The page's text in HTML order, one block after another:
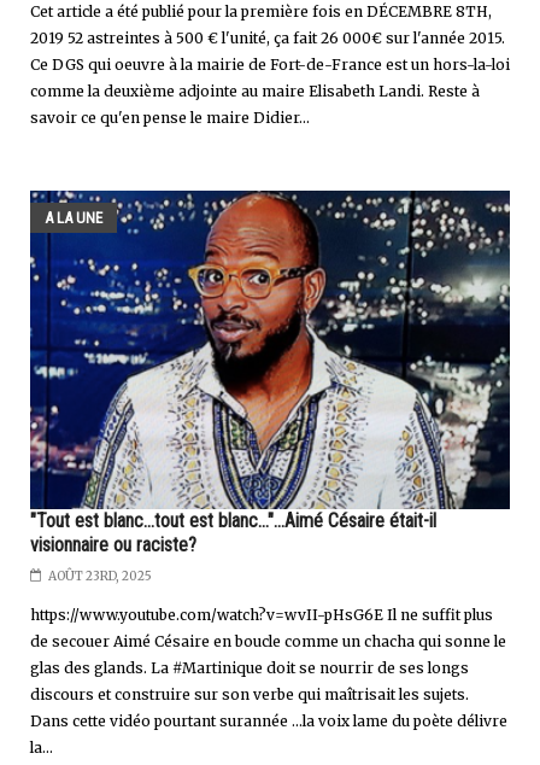
Cet article a été publié pour la première fois en DÉCEMBRE 8TH,
2019 52 astreintes à 500 € l'unité, ça fait 26 000€ sur l'année 2015.
Ce DGS qui oeuvre à la mairie de Fort-de-France est un hors-la-loi
comme la deuxième adjointe au maire Elisabeth Landi. Reste à
savoir ce qu'en pense le maire Didier...
A LA UNE
"Tout est blanc...tout est blanc..."...Aimé Césaire était-il
visionnaire ou raciste?
AOÛT 23RD, 2025
https://www.youtube.com/watch?v=wvII-pHsG6E Il ne suffit plus
de secouer Aimé Césaire en boucle comme un chacha qui sonne le
glas des glands. La #Martinique doit se nourrir de ses longs
discours et construire sur son verbe qui maîtrisait les sujets.
Dans cette vidéo pourtant surannée ...la voix lame du poète délivre
la...